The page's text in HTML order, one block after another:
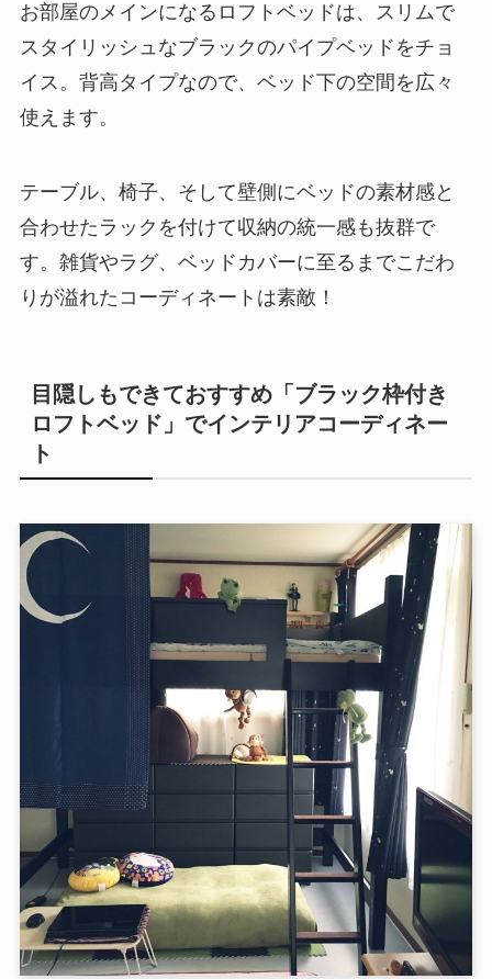
お部屋のメインになるロフトベッドは、スリムで
スタイリッシュなブラックのパイプベッドをチョ
イス。背高タイプなので、ベッド下の空間を広々
使えます。
テーブル、椅子、そして壁側にベッドの素材感と
合わせたラックを付けて収納の統一感も抜群で
す。雑貨やラグ、ベッドカバーに至るまでこだわ
りが溢れたコーディネートは素敵！
目隠しもできておすすめ「ブラック枠付き
ロフトベッド」でインテリアコーディネー
ト